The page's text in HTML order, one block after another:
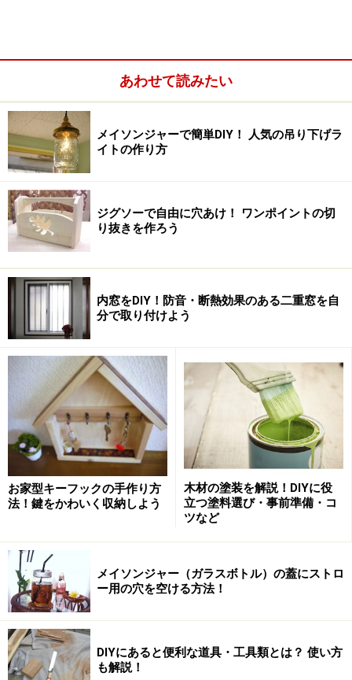
杉板材
厚み24mm 幅235mm 長さ900mm 2枚 棚板
※棚板の幅より桟は5mmほど大きめに用意
35mm細ビス
木工用接着剤
8mm丸棒 1本
240番のヤスリ
塗料（今回はクリア）
使う道具
ドライバードリル
ダボ錐（8mm）
金槌
DIYでキャンプに使える棚の作り方2：棚の
制作
1.印付け
角材を使って線をひきます
あわせて読みたい
メイソンジャーで簡単DIY！ 人気の吊り下げラ
イトの作り方
ジグソーで自由に穴あけ！ ワンポイントの切
り抜きを作ろう
内窓をDIY！防音・断熱効果のある二重窓を自
分で取り付けよう
お家型キーフックの手作り方
法！鍵をかわいく収納しよう
木材の塗装を解説！DIYに役
立つ塗料選び・事前準備・コ
ツなど
メイソンジャー（ガラスボトル）の蓋にストロ
ー用の穴を空ける方法！
DIYにあると便利な道具・工具類とは？ 使い方
も解説！